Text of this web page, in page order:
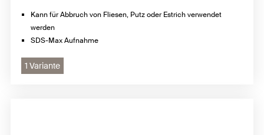
Kann für Abbruch von Fliesen, Putz oder Estrich verwendet
werden
SDS-Max Aufnahme
1 Variante